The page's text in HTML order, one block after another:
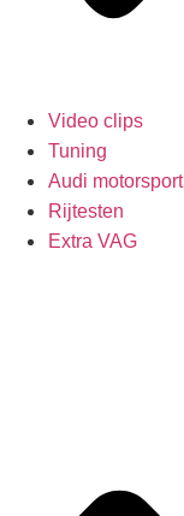
Video clips
Tuning
Audi motorsport
Rijtesten
Extra VAG